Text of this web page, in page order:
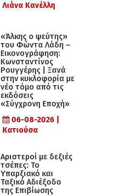
Λιάνα Κανέλλη
«Άλκης ο ψεύτης»
του Φώντα Λάδη –
Εικονογράφηση:
Κωνσταντίνος
Ρουγγέρης | Ξανά
στην κυκλοφορία με
νέο τόμο από τις
εκδόσεις
«Σύγχρονη Εποχή»
06-08-2026 |
Κατιούσα
Αριστεροί με δεξιές
τσέπες: Το
Υπαρξιακό και
Ταξικό Αδιέξοδο
της Επιβίωσης